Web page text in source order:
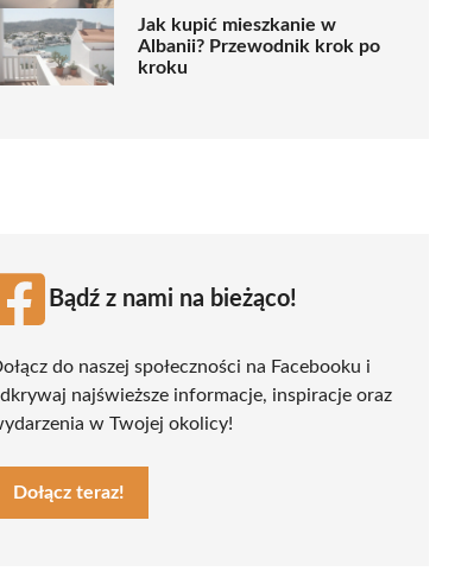
Jak kupić mieszkanie w
Albanii? Przewodnik krok po
kroku
Bądź z nami na bieżąco!
do naszej społeczności na Facebooku i
najświeższe informacje, inspiracje oraz
w Twojej okolicy!
Dołącz teraz!